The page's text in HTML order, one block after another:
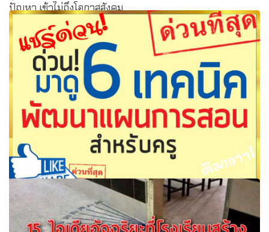
ปัญหา เข้าไม่ถึงโอกาสสังคม
ด่วนๆ มาดู 6 เทคนิค ที่ใช้พัฒนาแผนการสอนสำหรับคุณครู